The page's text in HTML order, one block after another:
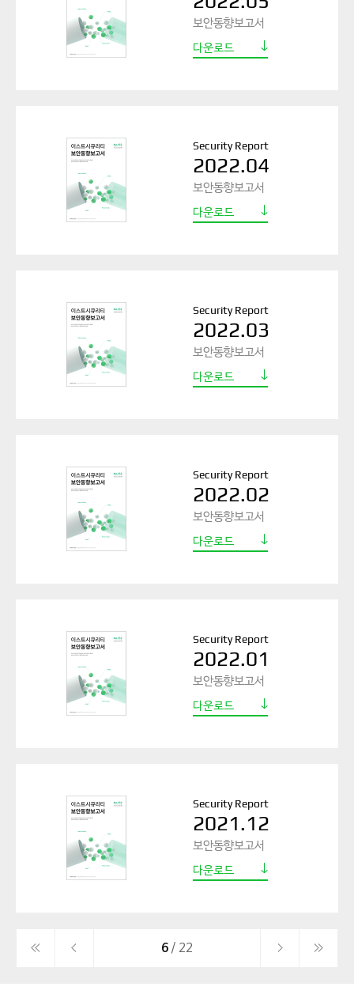
보안동향보고서
다운로드
Security Report
2022.04
보안동향보고서
다운로드
Security Report
2022.03
보안동향보고서
다운로드
Security Report
2022.02
보안동향보고서
다운로드
Security Report
2022.01
보안동향보고서
다운로드
Security Report
2021.12
보안동향보고서
다운로드
6 / 22